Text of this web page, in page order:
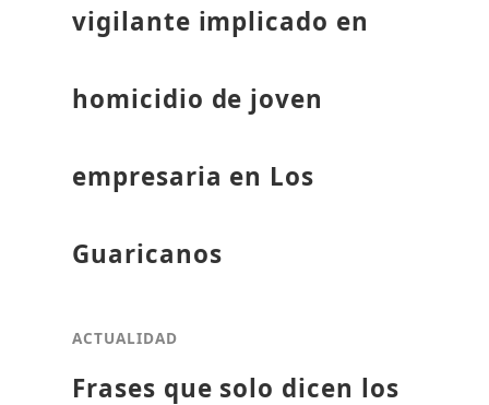
vigilante implicado en
homicidio de joven
empresaria en Los
Guaricanos
ACTUALIDAD
Frases que solo dicen los